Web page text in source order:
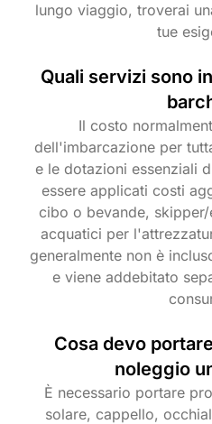
lungo viaggio, troverai
tue
Quali servizi sono
Il costo
dell'imbarcazione per
e le dotazioni essenziali
essere applicati costi
cibo o bevande,
acquatici per
generalmente non è
e viene addebitato
Cosa devo
noleggio
È necessario portare
solare, cappello,